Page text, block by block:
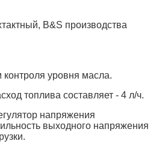
B&S производства
уровня масла.
топлива составляет - 4 л/ч.
напряжения
выходного напряжения